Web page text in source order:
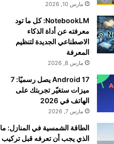
مارس 10, 2026
NotebookLM: كل ما تود
معرفته عن أداة الذكاء
الاصطناعي الجديدة لتنظيم
المعرفة
مارس 8, 2026
Android 17 يصل رسميًا: 7
ميزات ستغيّر تجربتك على
الهاتف في 2026
مارس 7, 2026
الطاقة الشمسية في المنازل: ما
الذي يجب أن تعرفه قبل تركيب